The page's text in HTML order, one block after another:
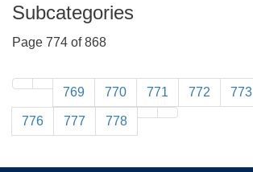
Subcategories
Page 774 of 868
769 770 771 772 773
776 777 778